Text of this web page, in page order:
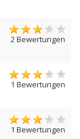
2 Bewertungen
1 Bewertungen
1 Bewertungen